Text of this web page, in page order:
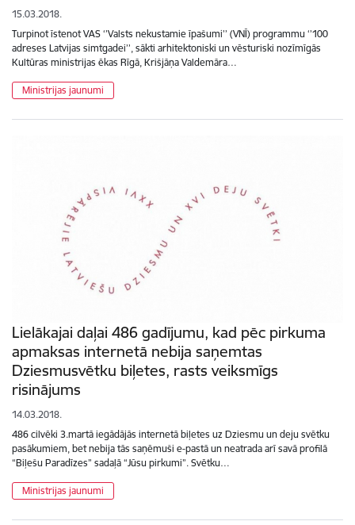
15.03.2018.
Turpinot īstenot VAS ‘’Valsts nekustamie īpašumi’’ (VNĪ) programmu ‘’100
adreses Latvijas simtgadei’’, sākti arhitektoniski un vēsturiski nozīmīgās
Kultūras ministrijas ēkas Rīgā, Krišjāņa Valdemāra…
Ministrijas jaunumi
Lielākajai daļai 486 gadījumu, kad pēc pirkuma
apmaksas internetā nebija saņemtas
Dziesmusvētku biļetes, rasts veiksmīgs
risinājums
14.03.2018.
486 cilvēki 3.martā iegādājās internetā biļetes uz Dziesmu un deju svētku
pasākumiem, bet nebija tās saņēmuši e-pastā un neatrada arī savā profilā
“Biļešu Paradīzes” sadaļā “Jūsu pirkumi”. Svētku…
Ministrijas jaunumi